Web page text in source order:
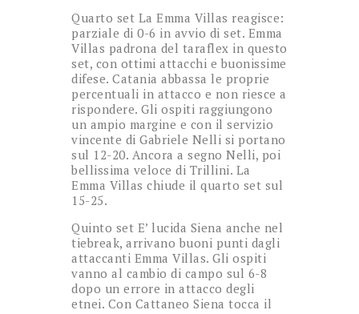
Quarto set La Emma Villas reagisce:
parziale di 0-6 in avvio di set. Emma
Villas padrona del taraflex in questo
set, con ottimi attacchi e buonissime
difese. Catania abbassa le proprie
percentuali in attacco e non riesce a
rispondere. Gli ospiti raggiungono
un ampio margine e con il servizio
vincente di Gabriele Nelli si portano
sul 12-20. Ancora a segno Nelli, poi
bellissima veloce di Trillini. La
Emma Villas chiude il quarto set sul
15-25.
Quinto set E’ lucida Siena anche nel
tiebreak, arrivano buoni punti dagli
attaccanti Emma Villas. Gli ospiti
vanno al cambio di campo sul 6-8
dopo un errore in attacco degli
etnei. Con Cattaneo Siena tocca il